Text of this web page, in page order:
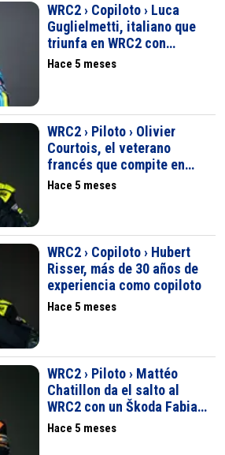
WRC2 › Copiloto › Luca
Guglielmetti, italiano que
triunfa en WRC2 con
Roberto Daprà
Hace 5 meses
WRC2 › Piloto › Olivier
Courtois, el veterano
francés que compite en
WRC2 2026 con Hubert
Hace 5 meses
WRC2 › Copiloto › Hubert
Risser, más de 30 años de
experiencia como copiloto
Hace 5 meses
WRC2 › Piloto › Mattéo
Chatillon da el salto al
WRC2 con un Škoda Fabia
RS Rally2 en 2026
Hace 5 meses